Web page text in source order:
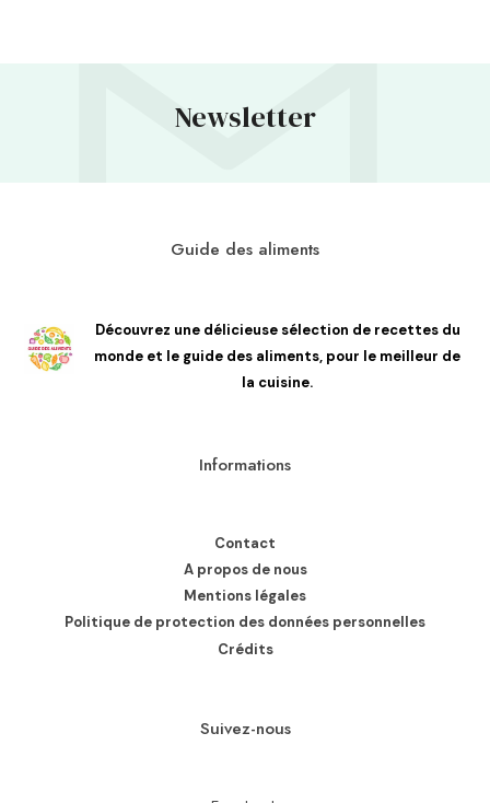
Newsletter
Guide des aliments
Découvrez une délicieuse sélection de recettes du
monde et le guide des aliments, pour le meilleur de
la cuisine.
Informations
Contact
A propos de nous
Mentions légales
Politique de protection des données personnelles
Crédits
Suivez-nous